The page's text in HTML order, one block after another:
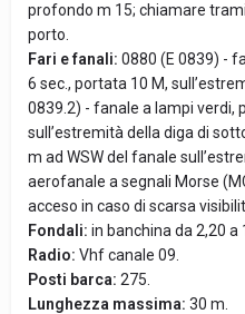
profondo m 15; chiamare
porto.
Fari e fanali: 0880 (E 0839) -
6 sec., portata 10 M,
0839.2) - fanale a lampi verdi,
sull’estremità della diga di
m ad WSW del fanale
aerofanale a segnali Morse
acceso in caso di scarsa
Fondali: in banchina da 2,20 a
Radio: Vhf canale 09.
Posti barca: 275.
Lunghezza massima: 30 m.